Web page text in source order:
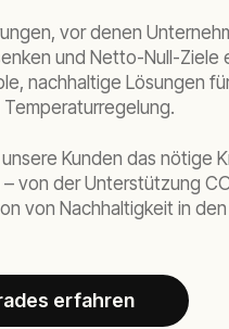
vor denen
und Netto-Null-Ziele
nachhaltige Lösungen
Kunden das nötige
von der Unterstützung
von Nachhaltigkeit in
erfahren